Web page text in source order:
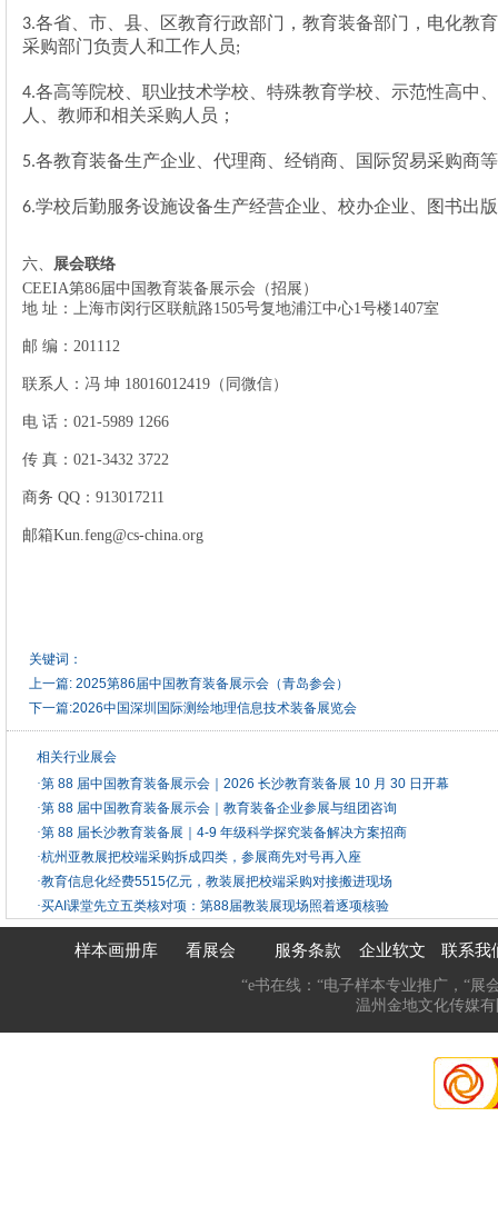
3.各省、市、县、区教育行政部门，教育装备部门，电化教
采购部门负责人和工作人员;
4.各高等院校、职业技术学校、特殊教育学校、示范性高中
人、教师和相关采购人员；
5.各教育装备生产企业、代理商、经销商、国际贸易采购商
6.学校后勤服务设施设备生产经营企业、校办企业、图书出
六、 展会联络
CEEIA第86届中国教育装备展示会（招展）
地 址：上海市闵行区联航路1505号复地浦江中心1号楼1407室
邮 编： 201112
联系人：冯 坤 18016012419（同微信）
电 话： 021-5989 1266
传 真： 021-3432 3722
商务 QQ：913017211
邮箱Kun.feng@cs-china.org
关键词：
上一篇: 2025第86届中国教育装备展示会（青岛参会）
下一篇:2026中国深圳国际测绘地理信息技术装备展览会
相关行业展会
·第 88 届中国教育装备展示会｜2026 长沙教育装备展 10 月 30 日开幕
·第 88 届中国教育装备展示会｜教育装备企业参展与组团咨询
·第 88 届长沙教育装备展｜4-9 年级科学探究装备解决方案招商
·杭州亚教展把校端采购拆成四类，参展商先对号再入座
·教育信息化经费5515亿元，教装展把校端采购对接搬进现场
·买AI课堂先立五类核对项：第88届教装展现场照着逐项核验
样本画册库 看展会 服务条款 企业软文 联系我
“e书在线：“电子样本专业推广，“展
温州金地文化传媒